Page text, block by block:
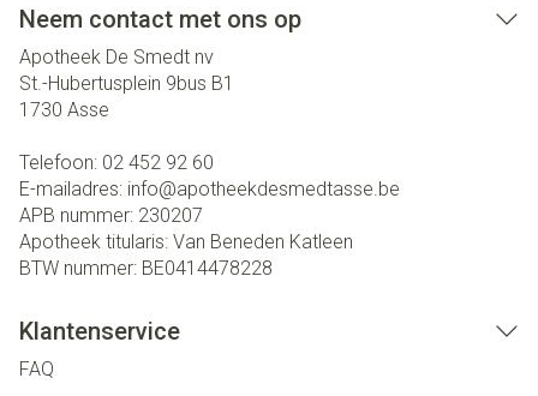
Neem contact met ons op
Apotheek De Smedt nv
St.-Hubertusplein 9bus B1
1730 Asse
Telefoon: 02 452 92 60
E-mailadres: info@apotheekdesmedtasse.be
APB nummer: 230207
Apotheek titularis: Van Beneden Katleen
BTW nummer: BE0414478228
Klantenservice
FAQ